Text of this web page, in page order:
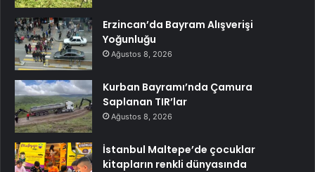
Erzincan’da Bayram Alışverişi
Yoğunluğu
Ağustos 8, 2026
Kurban Bayramı’nda Çamura
Saplanan TIR’lar
Ağustos 8, 2026
İstanbul Maltepe’de çocuklar
kitapların renkli dünyasında